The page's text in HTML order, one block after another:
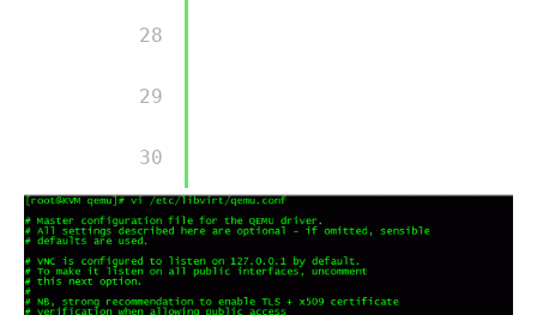
        28
        29
        30